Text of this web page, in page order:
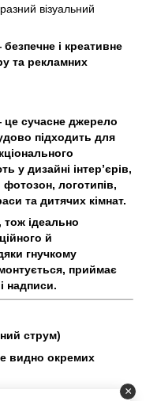
візуальний
і креативне
та рекламних
це сучасне джерело
підходить для
у дизайні інтер’єрів,
логотипів,
та дитячих кімнат.
тож ідеально
й
гнучкому
приймає
надписи.
струм)
видно окремих
×